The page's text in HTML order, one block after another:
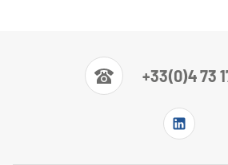
+33(0)4 73